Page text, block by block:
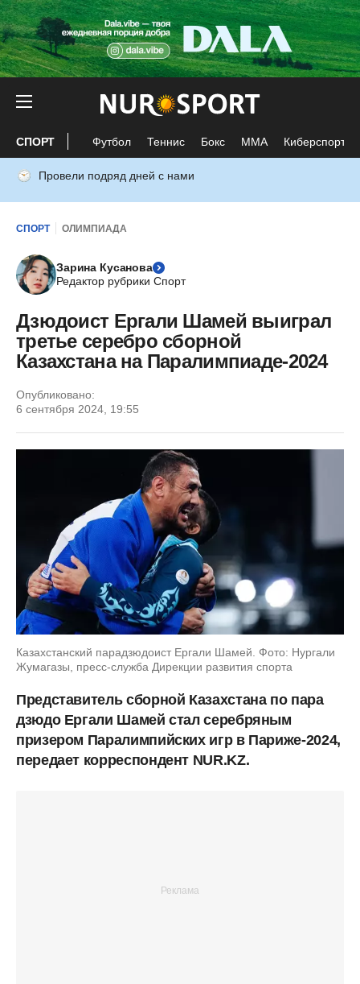
СПОРТ Футбол Теннис Бокс ММА Киберспорт
Провели подряд дней с нами
СПОРТ ОЛИМПИАДА
Зарина Кусанова
Редактор рубрики Спорт
Дзюдоист Ергали Шамей выиграл
третье серебро сборной
Казахстана на Паралимпиаде-2024
Опубликовано:
6 сентября 2024, 19:55
Казахстанский парадзюдоист Ергали Шамей. Фото: Нургали
Жумагазы, пресс-служба Дирекции развития спорта
Представитель сборной Казахстана по пара
дзюдо Ергали Шамей стал серебряным
призером Паралимпийских игр в Париже-2024,
передает корреспондент NUR.KZ.